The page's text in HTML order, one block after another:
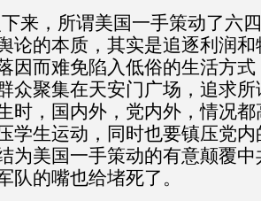
来，所谓美国一手策动了六
论的本质，其实是追逐利润
因而难免陷入低俗的生活方
众聚集在天安门广场，追求
时，国内外，党内外，情况
学生运动，同时也要镇压党
为美国一手策动的有意颠覆
队的嘴也给堵死了。